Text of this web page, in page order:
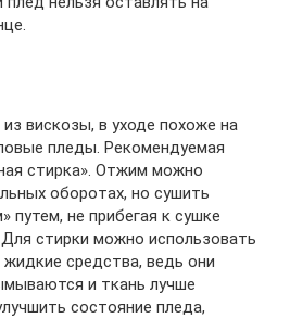
вискозы, в уходе похоже на
пледы. Рекомендуемая
стирка». Отжим можно
оборотах, но сушить
путем, не прибегая к сушке
стирки можно использовать
средства, ведь они
и ткань лучше
состояние пледа,